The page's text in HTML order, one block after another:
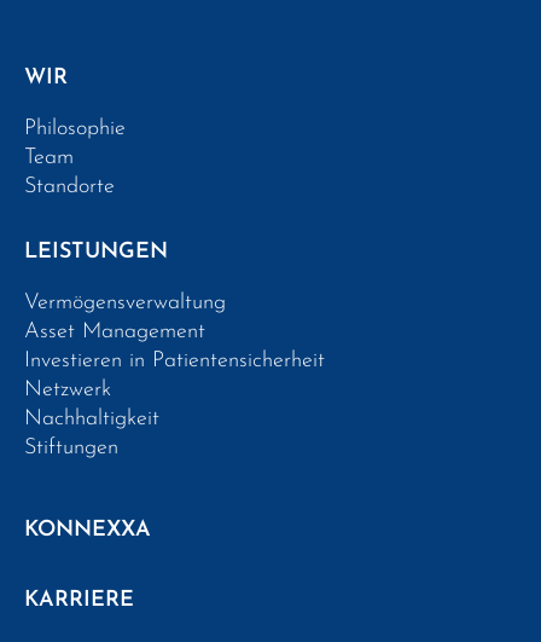
WIR
Philosophie
Team
Standorte
LEISTUNGEN
Vermögensverwaltung
Asset Management
Investieren in Patientensicherheit
Netzwerk
Nachhaltigkeit
Stiftungen
KONNEXXA
KARRIERE